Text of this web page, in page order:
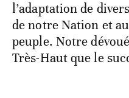
l’adaptation de
de notre Nation et
peuple. Notre
Très-Haut que le